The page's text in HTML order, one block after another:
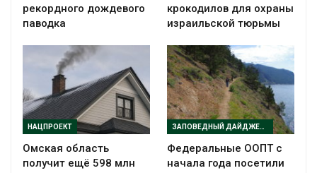
рекордного дождевого
паводка
крокодилов для охраны
израильской тюрьмы
НАЦПРОЕКТ
Омская область
получит ещё 598 млн
ЗАПОВЕДНЫЙ ДАЙДЖЕСТ
Федеральные ООПТ с
начала года посетили